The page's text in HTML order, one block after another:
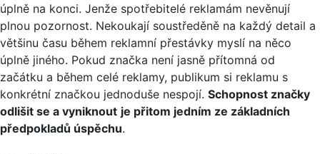
úplně na konci. Jenže spotřebitelé reklamám nevěnují
plnou pozornost. Nekoukají soustředěně na každý detail a
většinu času během reklamní přestávky myslí na něco
úplně jiného. Pokud značka není jasně přítomná od
začátku a během celé reklamy, publikum si reklamu s
konkrétní značkou jednoduše nespojí. Schopnost značky
odlišit se a vyniknout je přitom jedním ze základních
předpokladů úspěchu.